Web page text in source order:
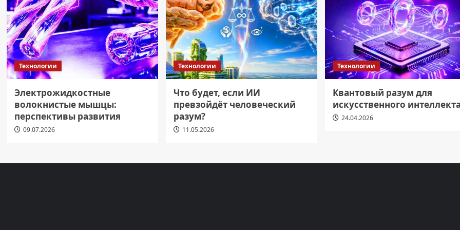
Технологии
Электрожидкостные
волокнистые мышцы:
перспективы развития
09.07.2026
Технологии
Что будет, если ИИ
превзойдёт человеческий
разум?
11.05.2026
Технологии
Квантовый разум для
искусственного
24.04.2026